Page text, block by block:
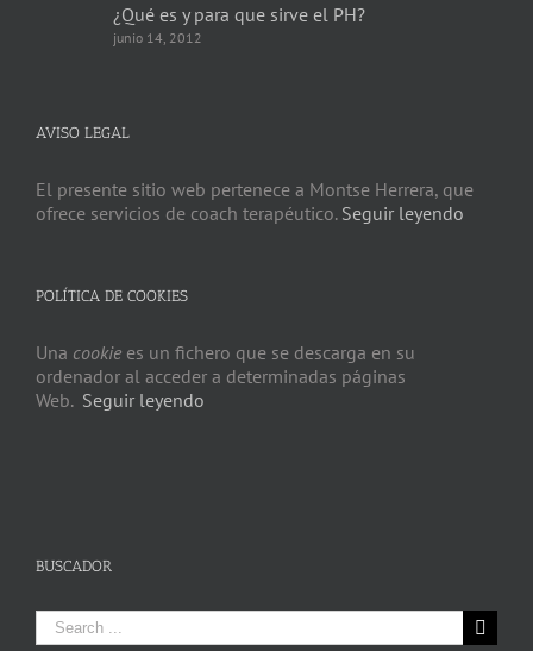
¿Qué es y para que sirve el PH?
junio 14, 2012
AVISO LEGAL
El presente sitio web pertenece a Montse Herrera, que
ofrece servicios de coach terapéutico. Seguir leyendo
POLÍTICA DE COOKIES
Una cookie es un fichero que se descarga en su
ordenador al acceder a determinadas páginas
Web. Seguir leyendo
BUSCADOR
Search
for: